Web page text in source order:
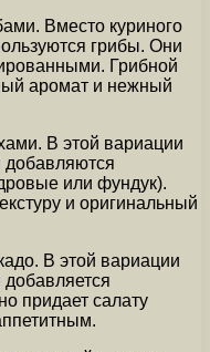
Вместо куриного
грибы. Они
Грибной
аромат и нежный
В этой вариации
добавляются
или фундук).
и оригинальный
В этой вариации
придает салату